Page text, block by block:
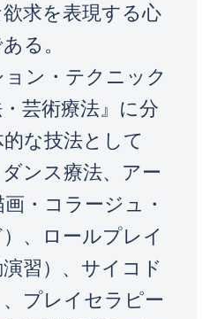
求を表現する心
る。
ン・テクニック
芸術療法』に分
な技法として
ンス療法、アー
・コラージュ・
、ロールプレイ
習）、サイコド
プレイセラピー